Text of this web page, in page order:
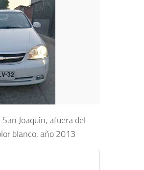
Joaquín, afuera del
blanco, año 2013